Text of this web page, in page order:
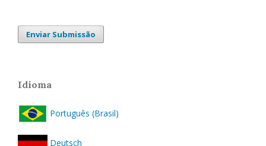
Enviar Submissão
Idioma
Português (Brasil)
Deutsch